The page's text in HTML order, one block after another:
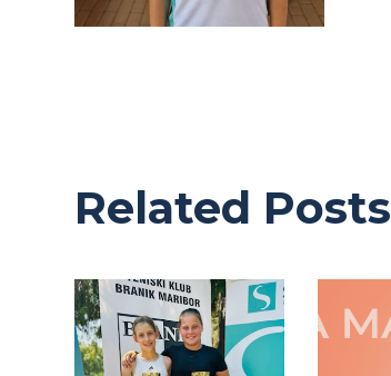
Related Posts